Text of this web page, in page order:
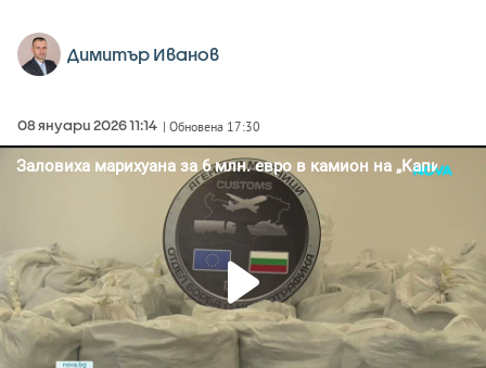
Димитър Иванов
08 януари 2026 11:14 | Обновена 17:30